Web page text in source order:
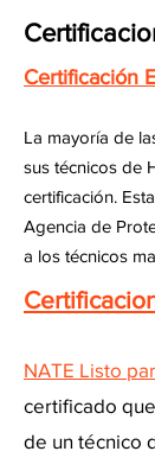
Certificación
La mayoría de
sus técnicos de
certificación.
Agencia de
a los técnicos
NATE Listo
certificado
de un técnico